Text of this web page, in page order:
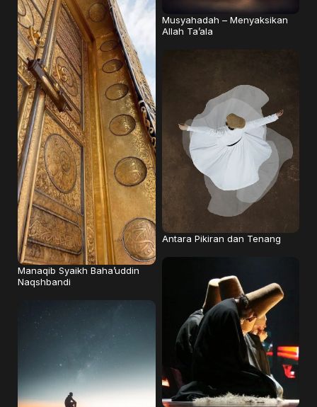
Musyahadah – Menyaksikan
Allah Ta’ala
Manaqib Syaikh Baha’uddin
Naqshbandi
Antara Pikiran dan Tenang